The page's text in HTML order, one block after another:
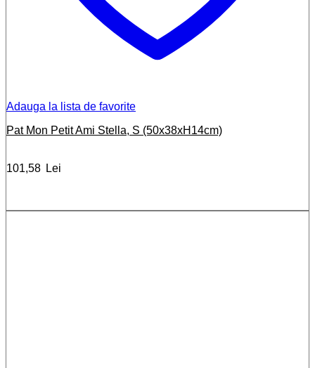
Adauga la lista de favorite
Pat Mon Petit Ami Stella, S (50x38xH14cm)
101,58 Lei